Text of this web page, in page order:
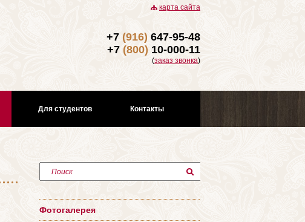
карта сайта
+7 (916) 647-95-48
+7 (800) 10-000-11
(заказ звонка)
Для студентов Контакты
Поиск
Фотогалерея